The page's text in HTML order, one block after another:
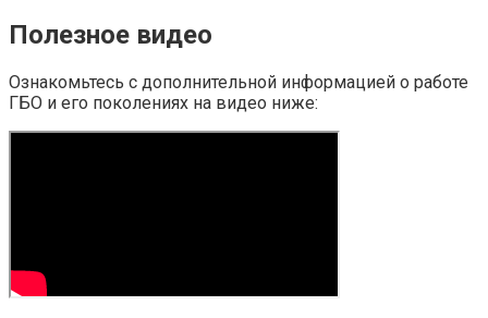
Полезное видео
Ознакомьтесь с дополнительной информацией о работе
ГБО и его поколениях на видео ниже: